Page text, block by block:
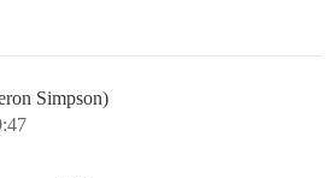
Simpson)